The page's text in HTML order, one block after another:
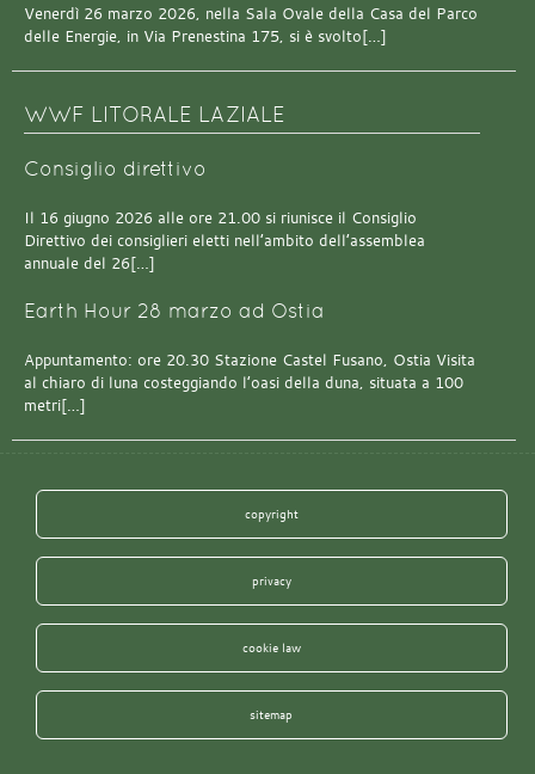
Venerdì 26 marzo 2026, nella Sala Ovale della Casa del Parco
delle Energie, in Via Prenestina 175, si è svolto[…]
WWF LITORALE LAZIALE
Consiglio direttivo
Il 16 giugno 2026 alle ore 21.00 si riunisce il Consiglio
Direttivo dei consiglieri eletti nell’ambito dell’assemblea
annuale del 26[…]
Earth Hour 28 marzo ad Ostia
Appuntamento: ore 20.30 Stazione Castel Fusano, Ostia Visita
al chiaro di luna costeggiando l’oasi della duna, situata a 100
metri[…]
copyright
privacy
cookie law
sitemap